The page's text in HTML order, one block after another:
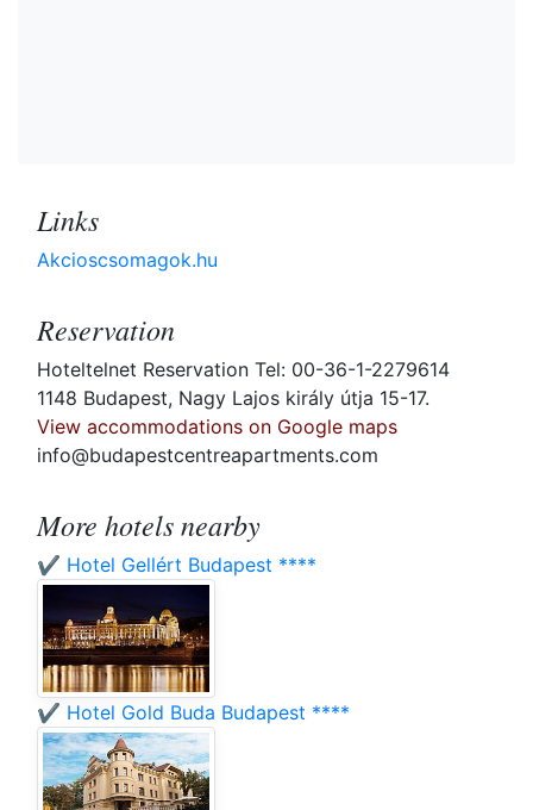
Links
Akcioscsomagok.hu
Reservation
Hoteltelnet Reservation Tel: 00-36-1-2279614
1148 Budapest, Nagy Lajos király útja 15-17.
View accommodations on Google maps
info@budapestcentreapartments.com
More hotels nearby
✔️ Hotel Gellért Budapest ****
✔️ Hotel Gold Buda Budapest ****